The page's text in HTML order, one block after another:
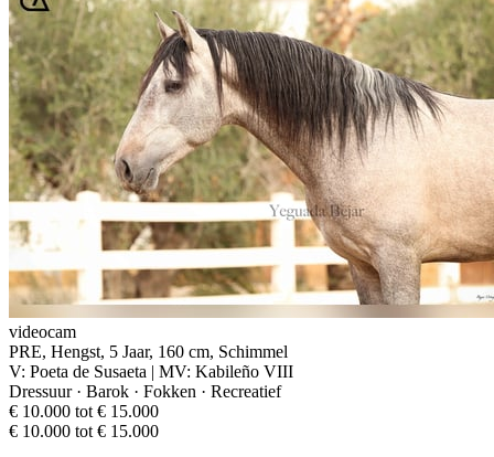
videocam
PRE, Hengst, 5 Jaar, 160 cm, Schimmel
V: Poeta de Susaeta | MV: Kabileño VIII
Dressuur · Barok · Fokken · Recreatief
€ 10.000 tot € 15.000
€ 10.000 tot € 15.000